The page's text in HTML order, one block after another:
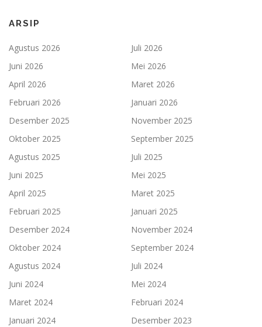
ARSIP
Agustus 2026
Juli 2026
Juni 2026
Mei 2026
April 2026
Maret 2026
Februari 2026
Januari 2026
Desember 2025
November 2025
Oktober 2025
September 2025
Agustus 2025
Juli 2025
Juni 2025
Mei 2025
April 2025
Maret 2025
Februari 2025
Januari 2025
Desember 2024
November 2024
Oktober 2024
September 2024
Agustus 2024
Juli 2024
Juni 2024
Mei 2024
Maret 2024
Februari 2024
Januari 2024
Desember 2023